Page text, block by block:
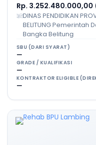
Rp. 3.252.480.000,00
DINAS PENDIDIKAN
BELITUNG Pemerintah
Bangka Belitung
SBU (DARI SYARAT)
—
GRADE / KUALIFIKASI
—
KONTRAKTOR ELIGIBLE
—